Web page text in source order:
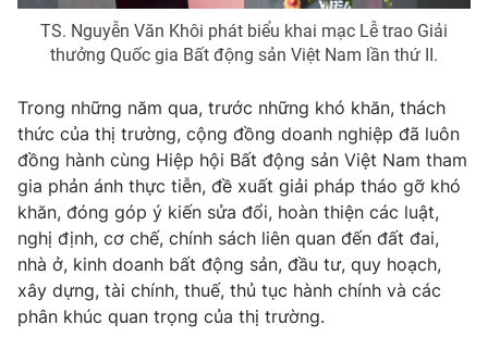
THỜI BÁO VTV
Theo dõi báo trên
Cơ quan chủ quản:Đài Truyền hình Việt Nam
Cơ quan báo chí:
Thời báo VTV
Giấy phép hoạt động báo in và báo điện tử số 483/GP-BTTTT
cấp ngày 29/12/2023
TS. Nguyễn Văn Khôi phát biểu khai mạc Lễ trao Giải
thưởng Quốc gia Bất động sản Việt Nam lần thứ II.
Trong những năm qua, trước những khó khăn, thách
thức của thị trường, cộng đồng doanh nghiệp đã luôn
đồng hành cùng Hiệp hội Bất động sản Việt Nam tham
gia phản ánh thực tiễn, đề xuất giải pháp tháo gỡ khó
khăn, đóng góp ý kiến sửa đổi, hoàn thiện các luật,
nghị định, cơ chế, chính sách liên quan đến đất đai,
nhà ở, kinh doanh bất động sản, đầu tư, quy hoạch,
xây dựng, tài chính, thuế, thủ tục hành chính và các
phân khúc quan trọng của thị trường.